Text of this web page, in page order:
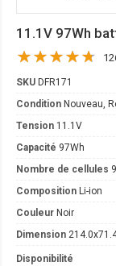
11.1V 97Wh
SKU DFR171
Condition Nouveau,
Tension 11.1V
Capacité 97Wh
Nombre de cellules
Composition Li-ion
Couleur Noir
Dimension
Disponibilité